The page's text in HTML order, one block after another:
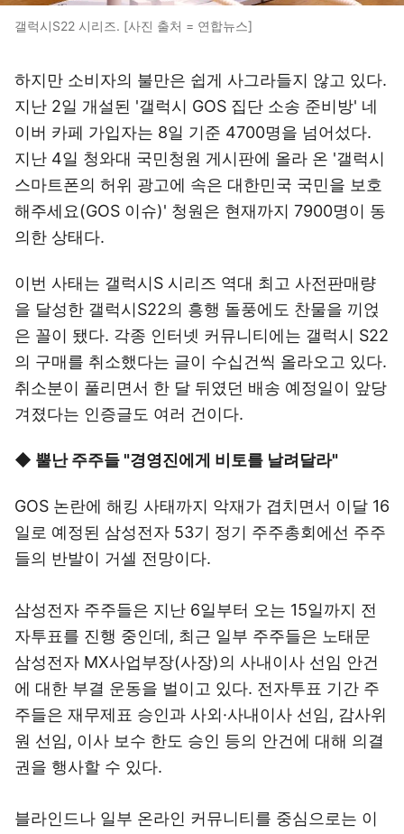
갤럭시S22 시리즈. [사진 출처 = 연합뉴스]
하지만 소비자의 불만은 쉽게 사그라들지 않고 있다.
지난 2일 개설된 '갤럭시 GOS 집단 소송 준비방' 네
이버 카페 가입자는 8일 기준 4700명을 넘어섰다.
지난 4일 청와대 국민청원 게시판에 올라 온 '갤럭시
스마트폰의 허위 광고에 속은 대한민국 국민을 보호
해주세요(GOS 이슈)' 청원은 현재까지 7900명이 동
의한 상태다.
이번 사태는 갤럭시S 시리즈 역대 최고 사전판매량
을 달성한 갤럭시S22의 흥행 돌풍에도 찬물을 끼얹
은 꼴이 됐다. 각종 인터넷 커뮤니티에는 갤럭시 S22
의 구매를 취소했다는 글이 수십건씩 올라오고 있다.
취소분이 풀리면서 한 달 뒤였던 배송 예정일이 앞당
겨졌다는 인증글도 여러 건이다.
◆ 뿔난 주주들 "경영진에게 비토를 날려달라"
GOS 논란에 해킹 사태까지 악재가 겹치면서 이달 16
일로 예정된 삼성전자 53기 정기 주주총회에선 주주
들의 반발이 거셀 전망이다.
삼성전자 주주들은 지난 6일부터 오는 15일까지 전
자투표를 진행 중인데, 최근 일부 주주들은 노태문
삼성전자 MX사업부장(사장)의 사내이사 선임 안건
에 대한 부결 운동을 벌이고 있다. 전자투표 기간 주
주들은 재무제표 승인과 사외·사내이사 선임, 감사위
원 선임, 이사 보수 한도 승인 등의 안건에 대해 의결
권을 행사할 수 있다.
블라인드나 일부 온라인 커뮤니티를 중심으로는 이